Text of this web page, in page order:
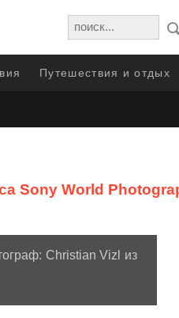
Путешествия и отдых
Sony World
Christian Vizl из